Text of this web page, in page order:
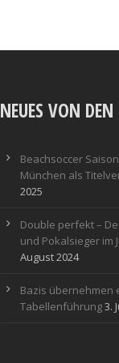
NEUES VON
Beachsoccer
München als
2025
Double perfekt –
und Pokalsieger im
August 2024
Bazis übernehmen
Tabellenführung3.